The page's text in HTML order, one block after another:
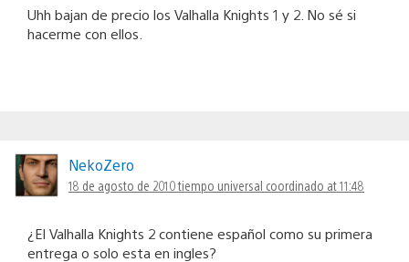
Uhh bajan de precio los Valhalla Knights 1 y 2. No sé si
hacerme con ellos.
NekoZero
18 de agosto de 2010 tiempo universal coordinado at 11:48
¿El Valhalla Knights 2 contiene español como su primera
entrega o solo esta en ingles?